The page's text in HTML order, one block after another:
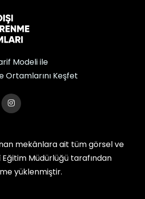
Modeli ile
Ortamlarını Keşfet
mekânlara ait tüm görsel ve
Eğitim Müdürlüğü tarafından
yüklenmiştir.